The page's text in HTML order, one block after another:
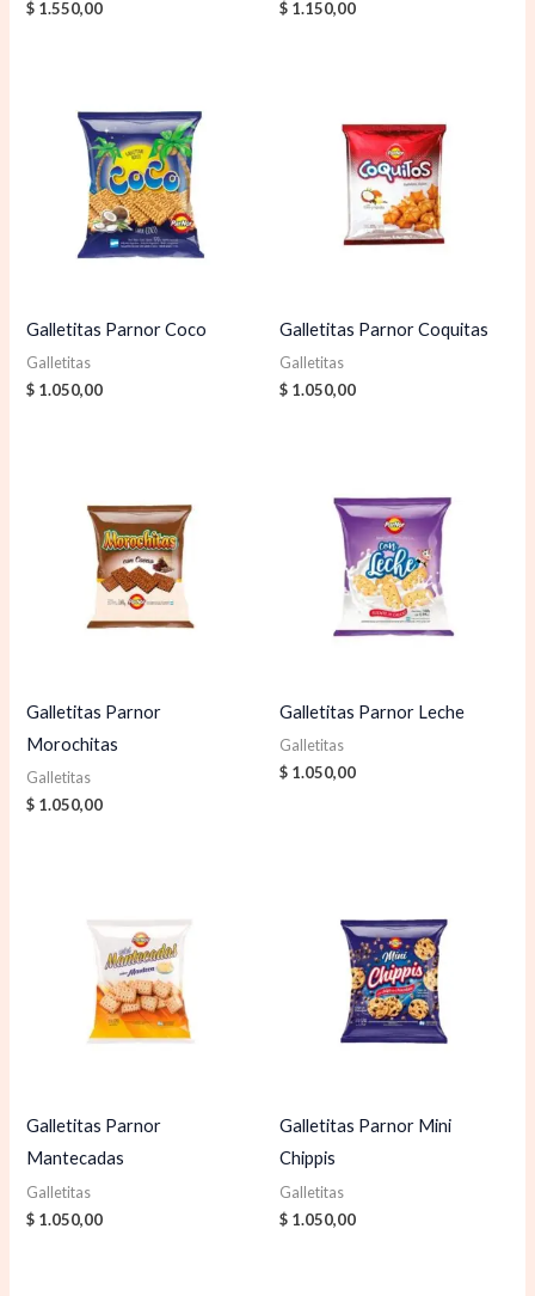
$ 1.550,00 $ 1.150,00
Galletitas Parnor Coco
Galletitas
$ 1.050,00
Galletitas Parnor Coquitas
Galletitas
$ 1.050,00
Galletitas Parnor
Morochitas
Galletitas
$ 1.050,00
Galletitas Parnor Leche
Galletitas
$ 1.050,00
Galletitas Parnor
Mantecadas
Galletitas
$ 1.050,00
Galletitas Parnor Mini
Chippis
Galletitas
$ 1.050,00